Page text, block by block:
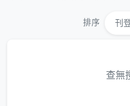
排序 刊
查無